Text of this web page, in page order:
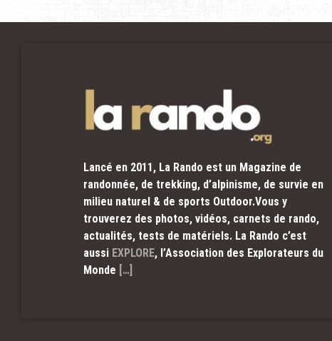
Lancé en 2011, La Rando est un Magazine de
randonnée, de trekking, d’alpinisme, de survie en
milieu naturel & de sports Outdoor.Vous y
trouverez des photos, vidéos, carnets de rando,
actualités, tests de matériels. La Rando c’est
aussi EXPLORE, l’Association des Explorateurs du
Monde […]